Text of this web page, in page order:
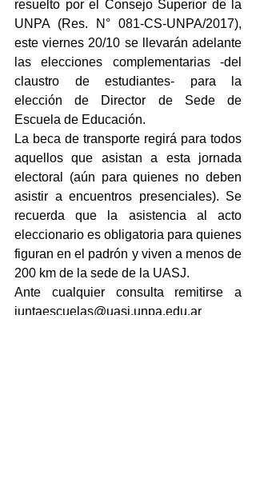
resuelto por el Consejo Superior de la
UNPA (Res. N° 081-CS-UNPA/2017),
este viernes 20/10 se llevarán adelante
las elecciones complementarias -del
claustro de estudiantes- para la
elección de Director de Sede de
Escuela de Educación.
La beca de transporte regirá para todos
aquellos que asistan a esta jornada
electoral (aún para quienes no deben
asistir a encuentros presenciales). Se
recuerda que la asistencia al acto
eleccionario es obligatoria para quienes
figuran en el padrón y viven a menos de
200 km de la sede de la UASJ.
Ante cualquier consulta remitirse a
juntaescuelas@uasj.unpa.edu.ar